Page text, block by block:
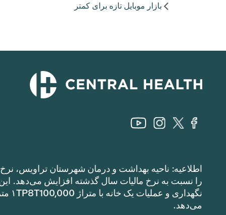
بازار موبایل تازه برای کمتر
اطلاعیه: ناحیه بهداشت و درمان شهرستان تراویس،
می‌دهد.